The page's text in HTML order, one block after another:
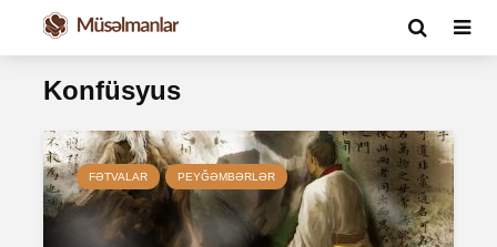
Konfüsyus
FƏTVALAR PEYĞƏMBƏRLƏR